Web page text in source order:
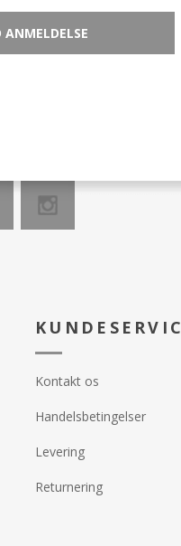
Kontakt os
Handelsbetingelser
Levering
Returnering